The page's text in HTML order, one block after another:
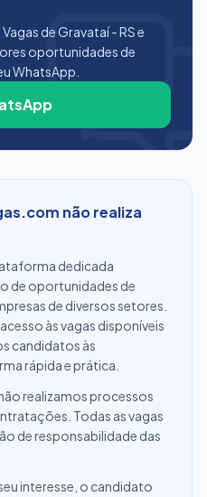
de Gravataí - RS e
oportunidades de
WhatsApp.
não realiza
dedicada
de oportunidades de
de diversos setores.
às vagas disponíveis
candidatos às
rápida e prática.
realizamos processos
Todas as vagas
de responsabilidade das
interesse, o candidato